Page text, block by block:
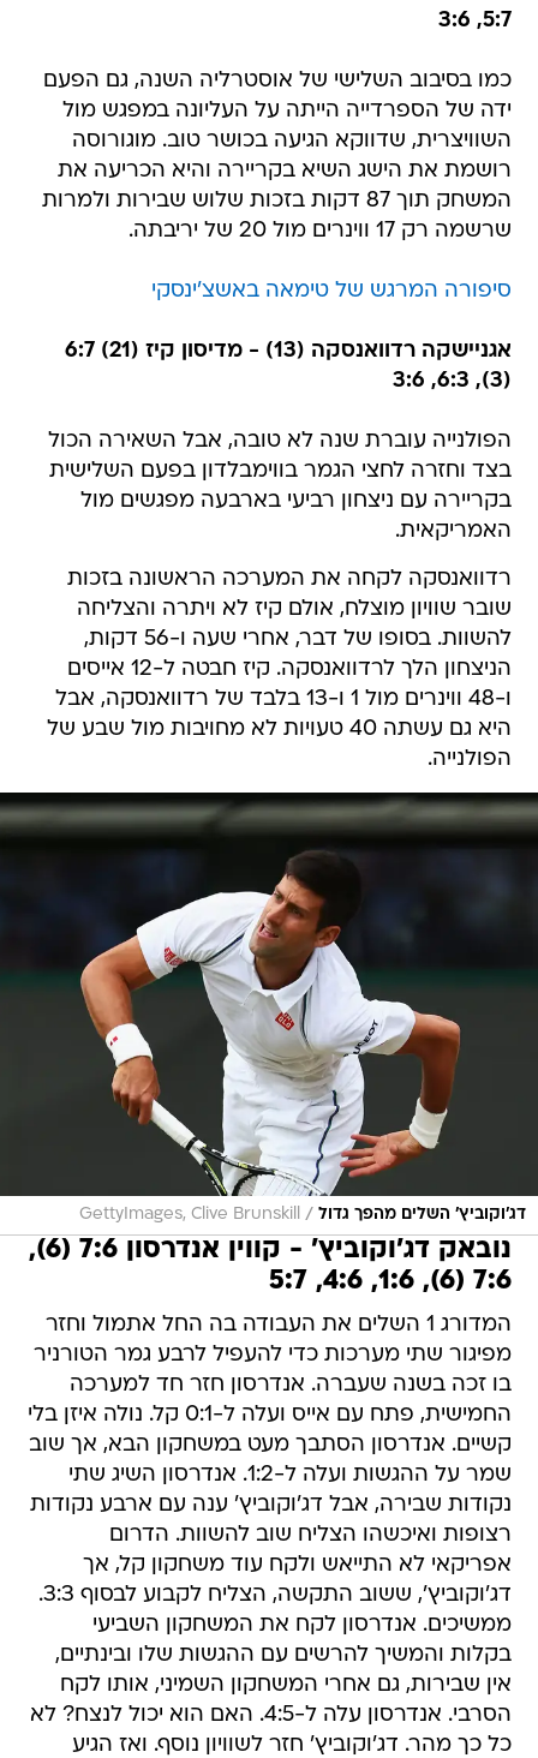
5:7, 3:6
כמו בסיבוב השלישי של אוסטרליה השנה, גם הפעם
ידה של הספרדייה הייתה על העליונה במפגש מול
השוויצרית, שדווקא הגיעה בכושר טוב. מוגורוסה
רושמת את הישג השיא בקריירה והיא הכריעה את
המשחק תוך 87 דקות בזכות שלוש שבירות ולמרות
שרשמה רק 17 ווינרים מול 20 של יריבתה.
סיפורה המרגש של טימאה באשצ'ינסקי
אגניישקה רדוואנסקה (13) - מדיסון קיז (21) 6:7
(3), 6:3, 3:6
הפולנייה עוברת שנה לא טובה, אבל השאירה הכול
בצד וחזרה לחצי הגמר בווימבלדון בפעם השלישית
בקריירה עם ניצחון רביעי בארבעה מפגשים מול
האמריקאית.
רדוואנסקה לקחה את המערכה הראשונה בזכות
שובר שוויון מוצלח, אולם קיז לא ויתרה והצליחה
להשוות. בסופו של דבר, אחרי שעה ו-56 דקות,
הניצחון הלך לרדוואנסקה. קיז חבטה ל-12 אייסים
ו-48 ווינרים מול 1 ו-13 בלבד של רדוואנסקה, אבל
היא גם עשתה 40 טעויות לא מחויבות מול שבע של
הפולנייה.
דג'וקוביץ' השלים מהפך גדול /
GettyImages, Clive Brunskill
נובאק דג'וקוביץ' - קווין אנדרסון 7:6 (6),
7:6 (6), 1:6, 4:6, 5:7
המדורג 1 השלים את העבודה בה החל אתמול וחזר
מפיגור שתי מערכות כדי להעפיל לרבע גמר הטורניר
בו זכה בשנה שעברה. אנדרסון חזר חד למערכה
החמישית, פתח עם אייס ועלה ל-0:1 קל. נולה איזן בלי
קשיים. אנדרסון הסתבך מעט במשחקון הבא, אך שוב
שמר על ההגשות ועלה ל-1:2. אנדרסון השיג שתי
נקודות שבירה, אבל דג'וקוביץ' ענה עם ארבע נקודות
רצופות ואיכשהו הצליח שוב להשוות. הדרום
אפריקאי לא התייאש ולקח עוד משחקון קל, אך
דג'וקוביץ', ששוב התקשה, הצליח לקבוע לבסוף 3:3.
ממשיכים. אנדרסון לקח את המשחקון השביעי
בקלות והמשיך להרשים עם ההגשות שלו ובינתיים,
אין שבירות, גם אחרי המשחקון השמיני, אותו לקח
הסרבי. אנדרסון עלה ל-4:5. האם הוא יכול לנצח? לא
כל כך מהר. דג'וקוביץ' חזר לשוויון נוסף. ואז הגיע